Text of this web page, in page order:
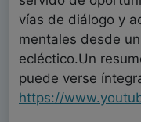
vías de diálogo y
mentales desde
ecléctico.Un
puede verse
https://